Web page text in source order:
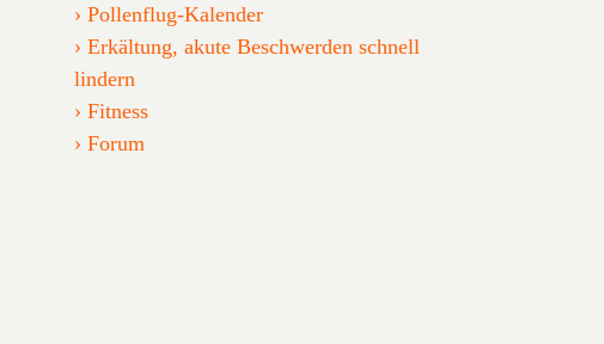
Pollenflug-Kalender
Erkältung, akute Beschwerden schnell
lindern
Fitness
Forum